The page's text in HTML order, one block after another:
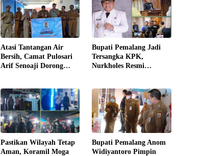
​Atasi Tantangan Air
Bersih, Camat Pulosari
Arif Senoaji Dorong
​Bupati Pemalang Jadi
Tersangka KPK,
Nurkholes Resmi
Pastikan Wilayah Tetap
Aman, Koramil Moga
Bupati Pemalang Anom
Widiyantoro Pimpin